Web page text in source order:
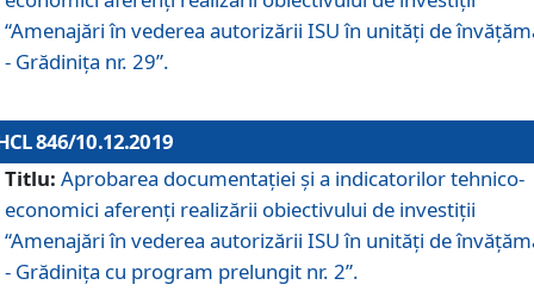
“Amenajări în vederea autorizării ISU în unități de
- Grădinița nr. 29”.
846/10.12.2019
Titlu: Aprobarea documentației și a indicatorilor tehnico-
economici aferenți realizării obiectivului de investiții
“Amenajări în vederea autorizării ISU în unități de
- Grădinița cu program prelungit nr. 2”.